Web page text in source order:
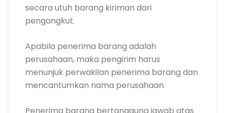
secara utuh barang kiriman dari
pengangkut.
Apabila penerima barang adalah
perusahaan, maka pengirim harus
menunjuk perwakilan penerima barang dan
mencantumkan nama perusahaan.
Penerima barang bertanggung jawab atas